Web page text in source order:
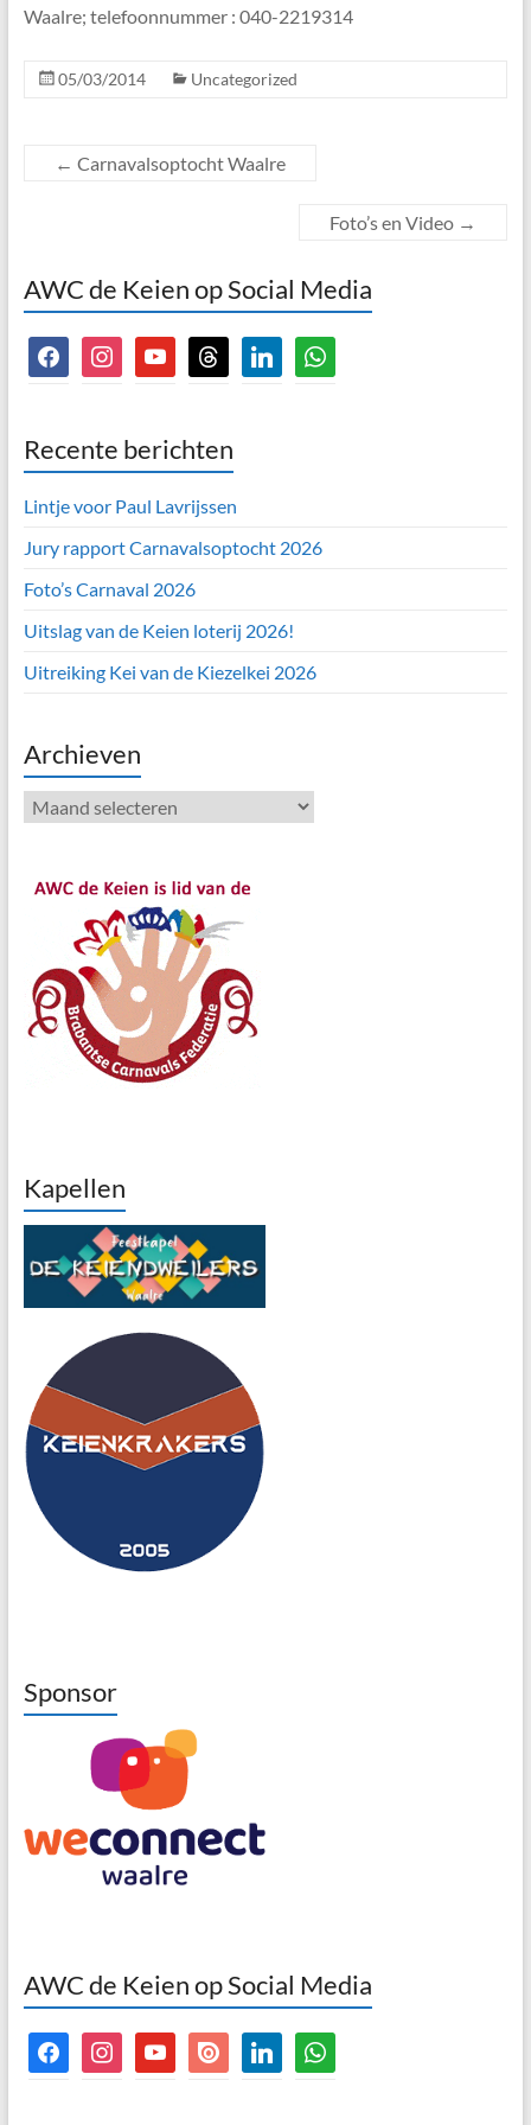
Waalre; telefoonnummer : 040-2219314
05/03/2014 Uncategorized
← Carnavalsoptocht Waalre
Foto’s en Video →
AWC de Keien op Social Media
facebookinstagramyoutubethreads linkedinwhatsapp
Recente berichten
Lintje voor Paul Lavrijssen
Jury rapport Carnavalsoptocht 2026
Foto’s Carnaval 2026
Uitslag van de Keien loterij 2026!
Uitreiking Kei van de Kiezelkei 2026
Archieven
Archieven
Kapellen
Sponsor
AWC de Keien op Social Media
facebookinstagramyoutubeissuu linkedinwhatsapp